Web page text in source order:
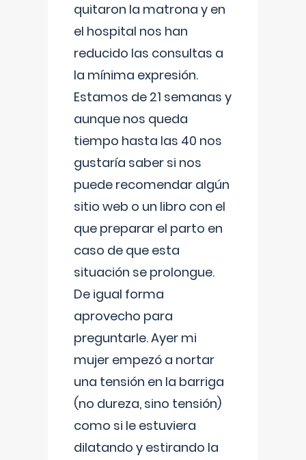
quitaron la matrona y en
el hospital nos han
reducido las consultas a
la mínima expresión.
Estamos de 21 semanas y
aunque nos queda
tiempo hasta las 40 nos
gustaría saber si nos
puede recomendar algún
sitio web o un libro con el
que preparar el parto en
caso de que esta
situación se prolongue.
De igual forma
aprovecho para
preguntarle. Ayer mi
mujer empezó a nortar
una tensión en la barriga
(no dureza, sino tensión)
como si le estuviera
dilatando y estirando la